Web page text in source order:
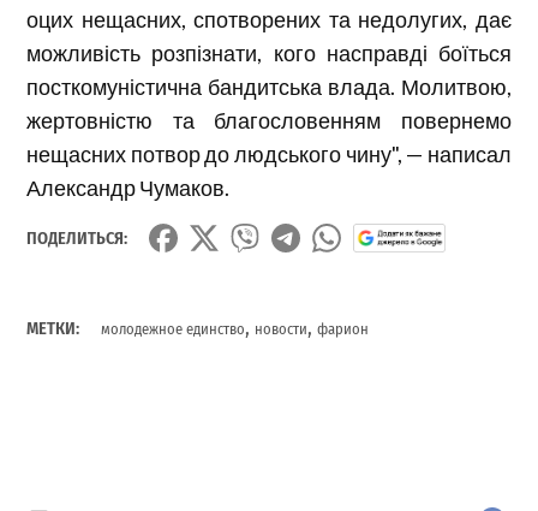
оцих нещасних, спотворених та недолугих, дає
можливість розпізнати, кого насправді боїться
посткомуністична бандитська влада. Молитвою,
жертовністю та благословенням повернемо
нещасних потвор до людського чину", — написал
Александр Чумаков.
ПОДЕЛИТЬСЯ:
МЕТКИ: молодежное единство, новости,фарион